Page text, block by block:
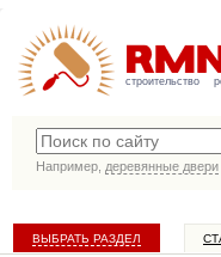
строительство
Например, деревянные двери
ВЫБРАТЬ РАЗДЕЛ